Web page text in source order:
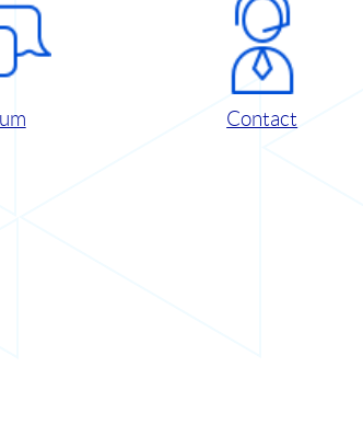
Contact